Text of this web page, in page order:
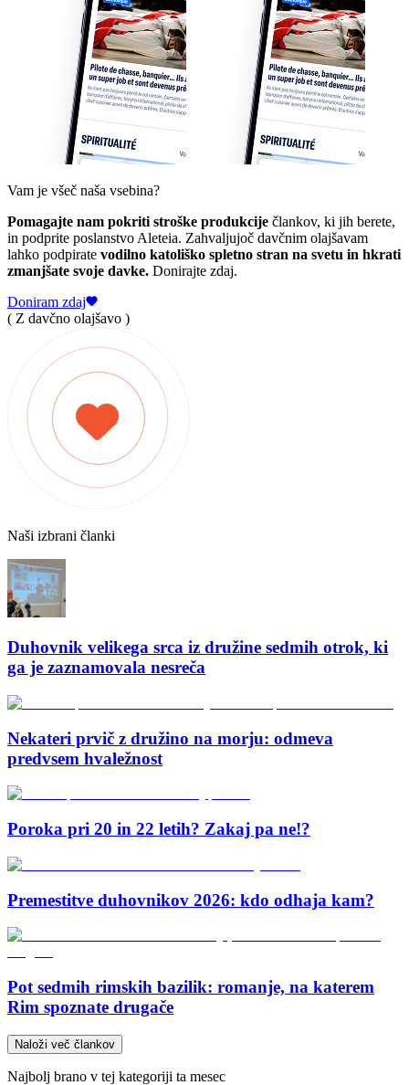
Vam je všeč naša vsebina?
Pomagajte nam pokriti stroške produkcije člankov, ki jih berete,
in podprite poslanstvo Aleteia. Zahvaljujoč davčnim olajšavam
lahko podpirate vodilno katoliško spletno stran na svetu in hkrati
zmanjšate svoje davke. Donirajte zdaj.
Doniram zdaj
( Z davčno olajšavo )
Naši izbrani članki
Duhovnik velikega srca iz družine sedmih otrok, ki
ga je zaznamovala nesreča
Nekateri prvič z družino na morju: odmeva
predvsem hvaležnost
Poroka pri 20 in 22 letih? Zakaj pa ne!?
Premestitve duhovnikov 2026: kdo odhaja kam?
Pot sedmih rimskih bazilik: romanje, na katerem
Rim spoznate drugače
Naloži več člankov
Najbolj brano v tej kategoriji ta mesec